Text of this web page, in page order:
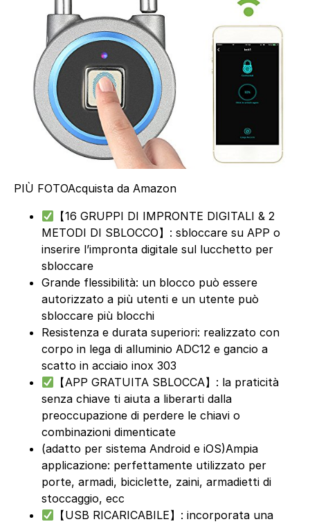
PIÙ FOTOAcquista da Amazon
【16 GRUPPI DI IMPRONTE DIGITALI & 2
METODI DI SBLOCCO】: sbloccare su APP o
inserire l’impronta digitale sul lucchetto per
sbloccare
Grande flessibilità: un blocco può essere
autorizzato a più utenti e un utente può
sbloccare più blocchi
Resistenza e durata superiori: realizzato con
corpo in lega di alluminio ADC12 e gancio a
scatto in acciaio inox 303
【APP GRATUITA SBLOCCA】: la praticità
senza chiave ti aiuta a liberarti dalla
preoccupazione di perdere le chiavi o
combinazioni dimenticate
(adatto per sistema Android e iOS)Ampia
applicazione: perfettamente utilizzato per
porte, armadi, biciclette, zaini, armadietti di
stoccaggio, ecc
【USB RICARICABILE】: incorporata una